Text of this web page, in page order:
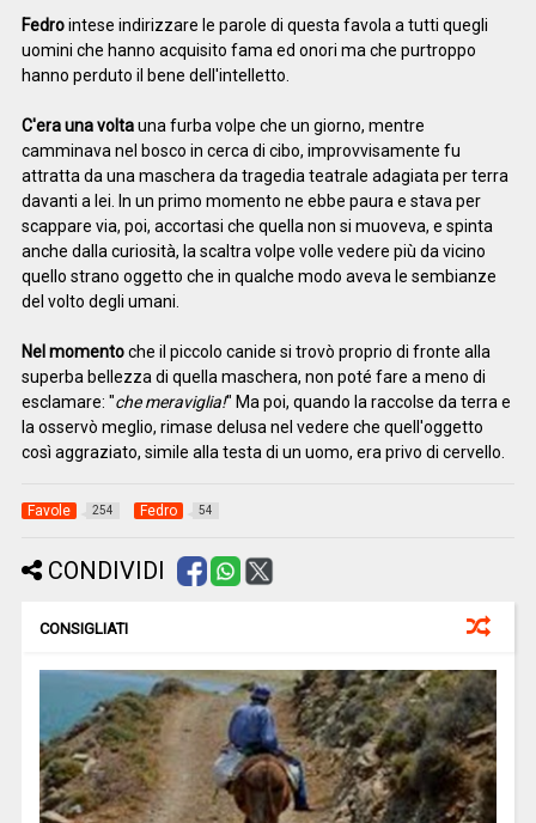
Fedrointese indirizzare le parole di questa favola a tutti quegli
uomini che hanno acquisito fama ed onori ma che purtroppo
hanno perduto il bene dell'intelletto.
C'era una voltauna furba volpe che un giorno, mentre
camminava nel bosco in cerca di cibo, improvvisamente fu
attratta da una maschera da tragedia teatrale adagiata per terra
davanti a lei. In un primo momento ne ebbe paura e stava per
scappare via, poi, accortasi che quella non si muoveva, e spinta
anche dalla curiosità, la scaltra volpe volle vedere più da vicino
quello strano oggetto che in qualche modo aveva le sembianze
del volto degli umani.
Nel momentoche il piccolo canide si trovò proprio di fronte alla
superba bellezza di quella maschera, non poté fare a meno di
esclamare: "che meraviglia!" Ma poi, quando la raccolse da terra e
la osservò meglio, rimase delusa nel vedere che quell'oggetto
così aggraziato, simile alla testa di un uomo, era privo di cervello.
Favole 254 Fedro 54
CONDIVIDI
CONSIGLIATI